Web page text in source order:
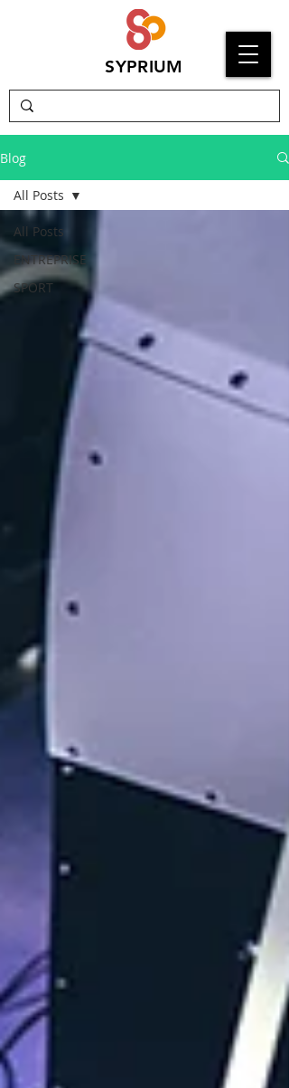
SYPRIUM
Blog
All Posts
ENTREPRISE
SPORT
All Posts